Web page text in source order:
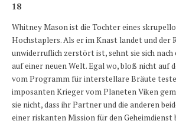
18
Whitney Mason ist die Tochter eines
Hochstaplers. Als er im Knast landet und der
unwiderruflich zerstört ist, sehnt sie sich nach
auf einer neuen Welt. Egal wo, bloß nicht auf
vom Programm für interstellare Bräute
imposanten Krieger vom Planeten Viken
sie nicht, dass ihr Partner und die anderen
einer riskanten Mission für den Geheimdienst